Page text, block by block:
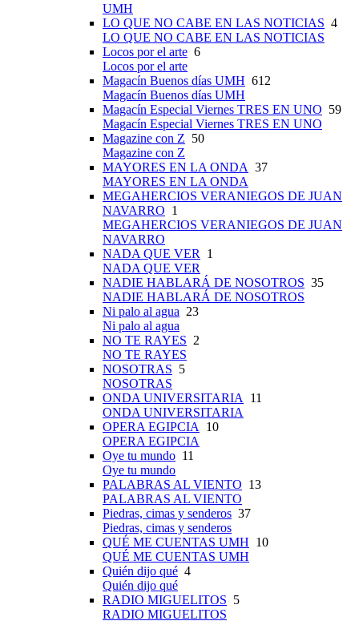
UMH
LO QUE NO CABE EN LAS NOTICIAS 4
LO QUE NO CABE EN LAS NOTICIAS
Locos por el arte 6
Locos por el arte
Magacín Buenos días UMH 612
Magacín Buenos días UMH
Magacín Especial Viernes TRES EN UNO 59
Magacín Especial Viernes TRES EN UNO
Magazine con Z 50
Magazine con Z
MAYORES EN LA ONDA 37
MAYORES EN LA ONDA
MEGAHERCIOS VERANIEGOS DE JUAN
NAVARRO 1
MEGAHERCIOS VERANIEGOS DE JUAN
NAVARRO
NADA QUE VER 1
NADA QUE VER
NADIE HABLARÁ DE NOSOTROS 35
NADIE HABLARÁ DE NOSOTROS
Ni palo al agua 23
Ni palo al agua
NO TE RAYES 2
NO TE RAYES
NOSOTRAS 5
NOSOTRAS
ONDA UNIVERSITARIA 11
ONDA UNIVERSITARIA
OPERA EGIPCIA 10
OPERA EGIPCIA
Oye tu mundo 11
Oye tu mundo
PALABRAS AL VIENTO 13
PALABRAS AL VIENTO
Piedras, cimas y senderos 37
Piedras, cimas y senderos
QUÉ ME CUENTAS UMH 10
QUÉ ME CUENTAS UMH
Quién dijo qué 4
Quién dijo qué
RADIO MIGUELITOS 5
RADIO MIGUELITOS